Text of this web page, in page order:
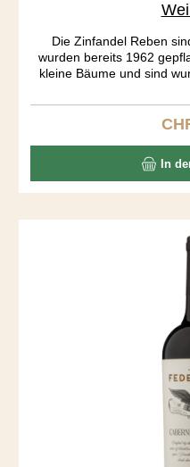
Die Zinfandel Reben
wurden bereits 1962
kleine Bäume und sind
wurden getrennt
wurden die
ist ein tiefgründiger
Körper, präsentenen
In